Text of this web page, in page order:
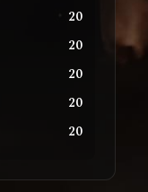
20
20
20
20
20